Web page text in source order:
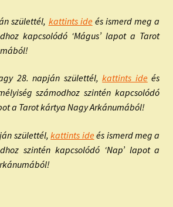
születtél, kattints ide és ismerd meg a
kapcsolódó ‘Mágus’ lapot a Tarot
28. napján születtél,kattints ide és
számodhoz szintén kapcsolódó
a Tarot kártya Nagy Arkánumából!
születtél,kattints ide és ismerd meg a
szintén kapcsolódó ‘Nap’ lapot a